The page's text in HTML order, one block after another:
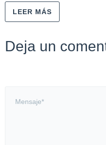
LEER MÁS
Deja un